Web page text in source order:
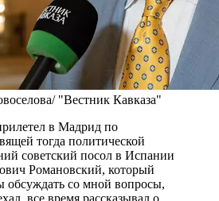
"Вестник Кавказа"
в Мадрид по
тогда политической
советский посол в Испании
Романовский, который
обсуждать со мной вопросы,
все время рассказывал о